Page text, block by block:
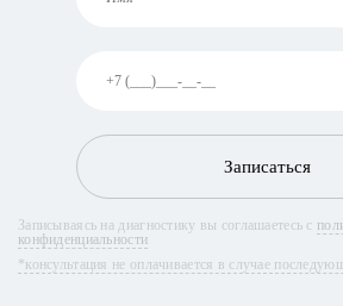
Записаться
Записываясь на диагностику вы соглашаетесь с
конфиденциальности
*консультация не оплачивается в случае